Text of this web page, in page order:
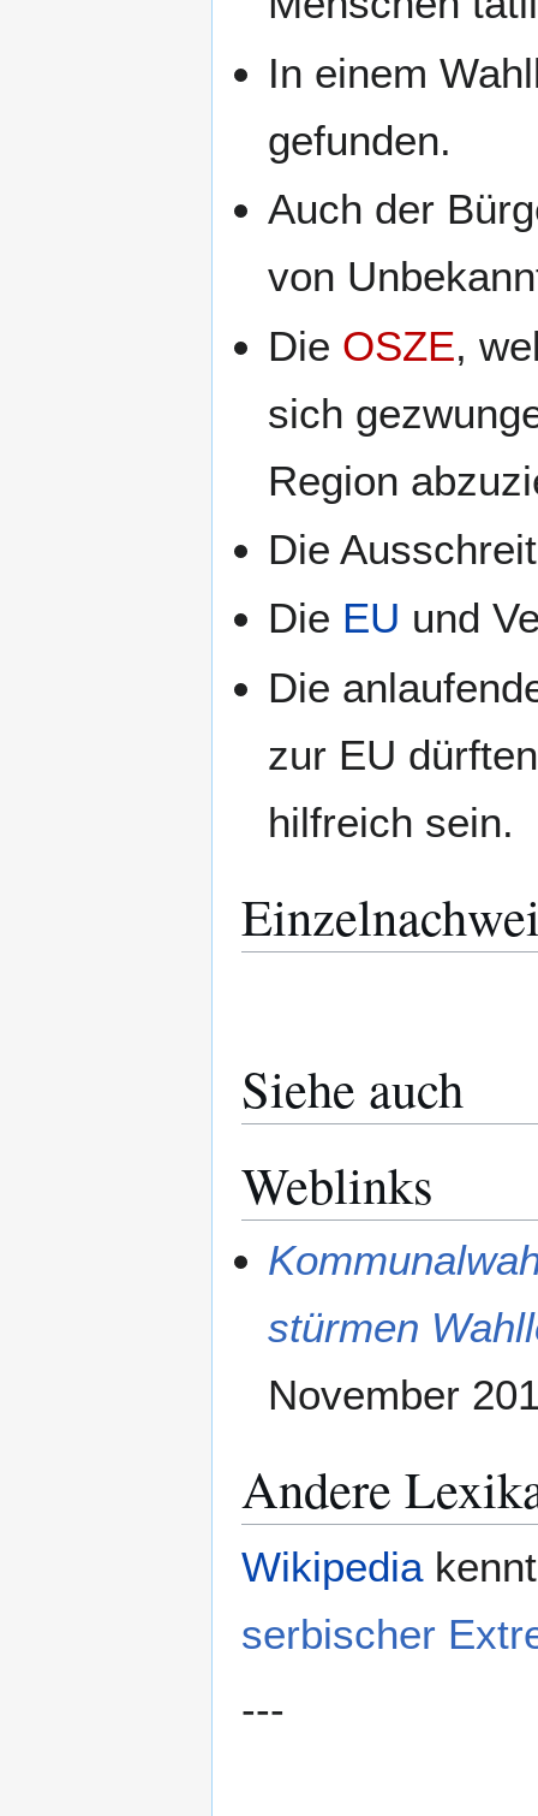
In einem
gefunden.
Auch der
von
Die OSZE,
sich
Region
Die
Die EU und
Die
zur EU
hilfreich sein.
Siehe auch
Weblinks
stürmen
November
Andere
Wikipedia
serbischer
---